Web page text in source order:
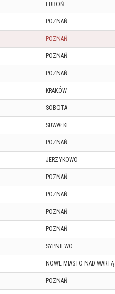
LUBOŃ
POZNAŃ
POZNAŃ
POZNAŃ
POZNAŃ
KRAKÓW
SOBOTA
SUWAŁKI
POZNAŃ
JERZYKOWO
POZNAŃ
POZNAŃ
POZNAŃ
POZNAŃ
SYPNIEWO
NOWE MIASTO NAD WARTĄ
POZNAŃ